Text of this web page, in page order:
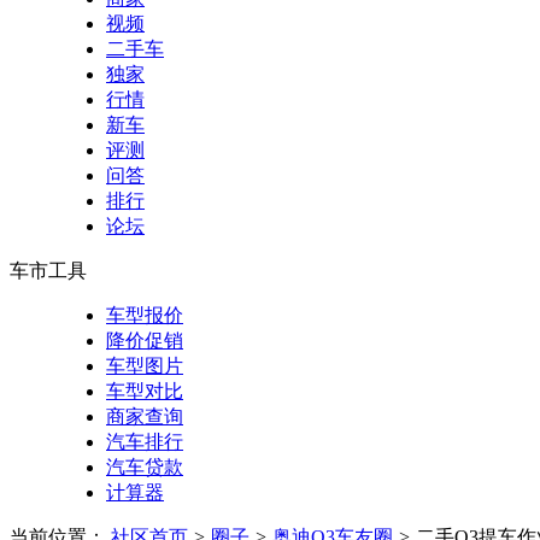
视频
二手车
独家
行情
新车
评测
问答
排行
论坛
车市工具
车型报价
降价促销
车型图片
车型对比
商家查询
汽车排行
汽车贷款
计算器